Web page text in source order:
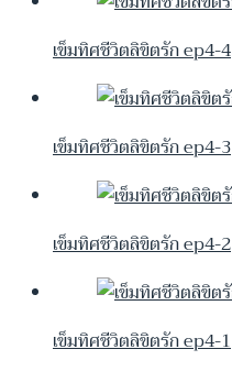
เข็มทิศชีวิตลิขิตรัก ep4-4
เข็มทิศชีวิตลิขิตรัก ep4-3
เข็มทิศชีวิตลิขิตรัก ep4-2
เข็มทิศชีวิตลิขิตรัก ep4-1